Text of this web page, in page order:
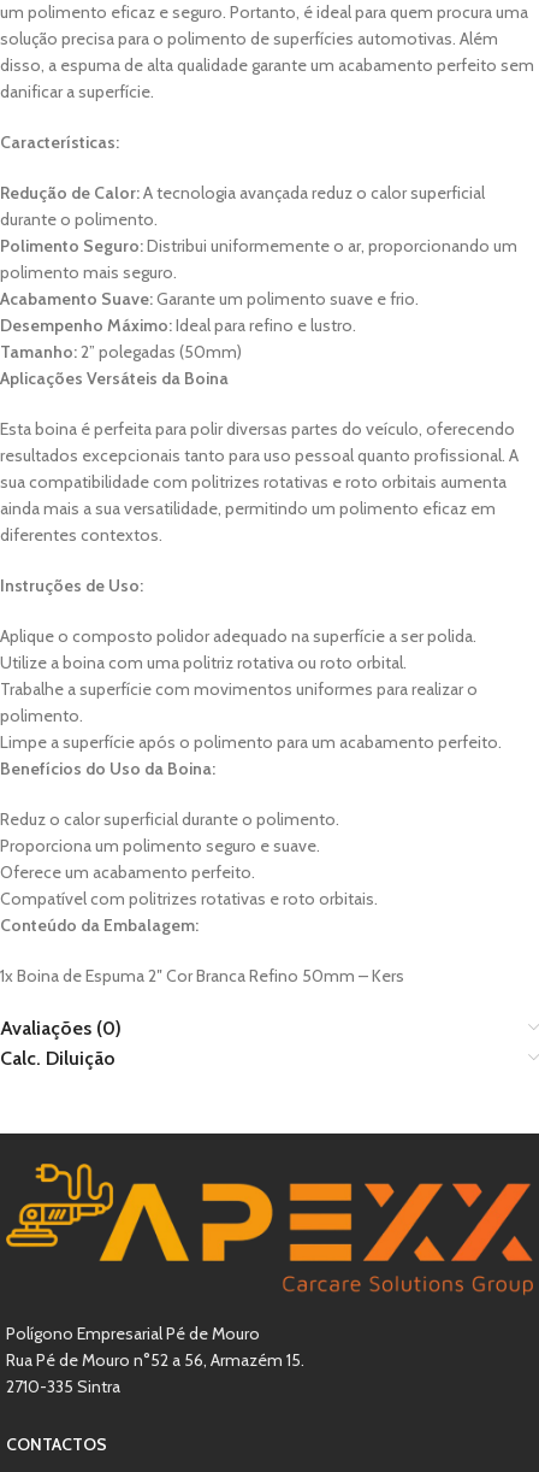
um polimento eficaz e seguro. Portanto, é ideal para quem procura uma
solução precisa para o polimento de superfícies automotivas. Além
disso, a espuma de alta qualidade garante um acabamento perfeito sem
danificar a superfície.
Características:
Redução de Calor:A tecnologia avançada reduz o calor superficial
durante o polimento.
Polimento Seguro:Distribui uniformemente o ar, proporcionando um
polimento mais seguro.
Acabamento Suave:Garante um polimento suave e frio.
Desempenho Máximo:Ideal para refino e lustro.
Tamanho:2” polegadas (50mm)
Aplicações Versáteis da Boina
Esta boina é perfeita para polir diversas partes do veículo, oferecendo
resultados excepcionais tanto para uso pessoal quanto profissional. A
sua compatibilidade com politrizes rotativas e roto orbitais aumenta
ainda mais a sua versatilidade, permitindo um polimento eficaz em
diferentes contextos.
Instruções de Uso:
Aplique o composto polidor adequado na superfície a ser polida.
Utilize a boina com uma politriz rotativa ou roto orbital.
Trabalhe a superfície com movimentos uniformes para realizar o
polimento.
Limpe a superfície após o polimento para um acabamento perfeito.
Benefícios do Uso da Boina:
Reduz o calor superficial durante o polimento.
Proporciona um polimento seguro e suave.
Oferece um acabamento perfeito.
Compatível com politrizes rotativas e roto orbitais.
Conteúdo da Embalagem:
1x Boina de Espuma 2″ Cor Branca Refino 50mm – Kers
Avaliações (0)
Calc. Diluição
Polígono Empresarial Pé de Mouro
Rua Pé de Mouro n°52 a 56, Armazém 15.
2710-335 Sintra
CONTACTOS